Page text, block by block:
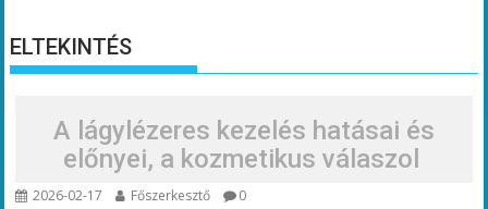
ELTEKINTÉS
A lágylézeres kezelés hatásai és
előnyei, a kozmetikus válaszol
2026-02-17 Főszerkesztő 0